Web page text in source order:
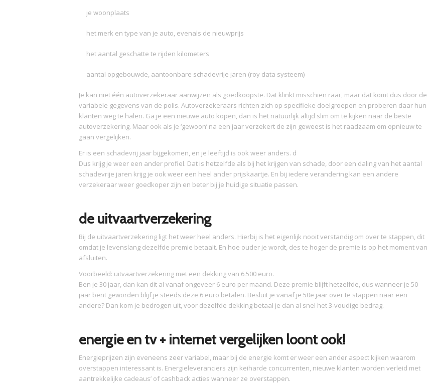
je woonplaats
het merk en type van je auto, evenals de nieuwprijs
het aantal geschatte te rijden kilometers
aantal opgebouwde, aantoonbare schadevrije jaren (roy data systeem)
Je kan niet één autoverzekeraar aanwijzen als goedkoopste. Dat klinkt misschien raar, maar dat komt dus door de
variabele gegevens van de polis. Autoverzekeraars richten zich op specifieke doelgroepen en proberen daar hun
klanten weg te halen. Ga je een nieuwe auto kopen, dan is het natuurlijk altijd slim om te kijken naar de beste
autoverzekering. Maar ook als je ‘gewoon’ na een jaar verzekert de zijn geweest is het raadzaam om opnieuw te
gaan vergelijken.
Er is een schadevrij jaar bijgekomen, en je leeftijd is ook weer anders. d
Dus krijg je weer een ander profiel. Dat is hetzelfde als bij het krijgen van schade, door een daling van het aantal
schadevrije jaren krijg je ook weer een heel ander prijskaartje. En bij iedere verandering kan een andere
verzekeraar weer goedkoper zijn en beter bij je huidige situatie passen.
de uitvaartverzekering
Bij de uitvaartverzekering ligt het weer heel anders. Hierbij is het eigenlijk nooit verstandig om over te stappen, dit
omdat je levenslang dezelfde premie betaalt. En hoe ouder je wordt, des te hoger de premie is op het moment van
afsluiten.
Voorbeeld: uitvaartverzekering met een dekking van 6.500 euro.
Ben je 30 jaar, dan kan dit al vanaf ongeveer 6 euro per maand. Deze premie blijft hetzelfde, dus wanneer je 50
jaar bent geworden blijf je steeds deze 6 euro betalen. Besluit je vanaf je 50e jaar over te stappen naar een
andere? Dan kom je bedrogen uit, voor dezelfde dekking betaal je dan al snel het 3-voudige bedrag.
energie en tv + internet vergelijken loont ook!
Energieprijzen zijn eveneens zeer variabel, maar bij de energie komt er weer een ander aspect kijken waarom
overstappen interessant is. Energieleveranciers zijn keiharde concurrenten, nieuwe klanten worden verleid met
aantrekkelijke cadeaus’ of cashback acties wanneer ze overstappen.